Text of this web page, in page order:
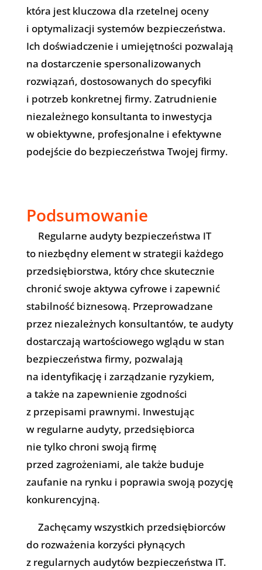
która jest kluczowa dla rzetelnej oceny
i optymalizacji systemów bezpieczeństwa.
Ich doświadczenie i umiejętności pozwalają
na dostarczenie spersonalizowanych
rozwiązań, dostosowanych do specyfiki
i potrzeb konkretnej firmy. Zatrudnienie
niezależnego konsultanta to inwestycja
w obiektywne, profesjonalne i efektywne
podejście do bezpieczeństwa Twojej firmy.
Podsumowanie
Regularne audyty bezpieczeństwa IT
to niezbędny element w strategii każdego
przedsiębiorstwa, który chce skutecznie
chronić swoje aktywa cyfrowe i zapewnić
stabilność biznesową. Przeprowadzane
przez niezależnych konsultantów, te audyty
dostarczają wartościowego wglądu w stan
bezpieczeństwa firmy, pozwalają
na identyfikację i zarządzanie ryzykiem,
a także na zapewnienie zgodności
z przepisami prawnymi. Inwestując
w regularne audyty, przedsiębiorca
nie tylko chroni swoją firmę
przed zagrożeniami, ale także buduje
zaufanie na rynku i poprawia swoją pozycję
konkurencyjną.
Zachęcamy wszystkich przedsiębiorców
do rozważenia korzyści płynących
z regularnych audytów bezpieczeństwa IT.